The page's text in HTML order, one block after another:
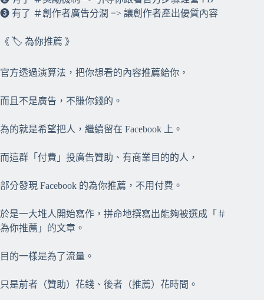
❸ 有了 ＃創作者廣告分潤 => 讓創作者產出優質內容
《 🏷️ 為你推薦 》
官方透過演算法，把你想看的內容推薦給你，
而且不是廣告，不賺你錢的。
為的就是希望把人，繼續留在 Facebook 上。
而這群「付費」投廣告贊助、有商業目的的人，
部分發現 Facebook 的為你推薦，不用付費。
於是一大堆人開始寫作，拼命地撰寫出能夠被選成「＃
為你推薦」的文章。
目的一樣是為了流量。
只是前者（贊助）花錢、後者（推薦）花時間。